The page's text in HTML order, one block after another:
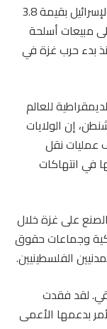
وتقدم الولايات المتحدة مساعدات عسكرية لإسرائيل بقيمة 3.8
مبيعات أسلحة
بدء حرب غزة في
للعالم
إن الولايات
عمليات نقل
في انتهاكات
على غزة خلال
وجماعات حقوق
الفلسطينيين.
لقد فقدت
بدعمها الأعمى